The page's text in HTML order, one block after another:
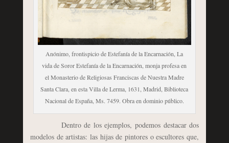
Anónimo, frontispicio de Estefanía de la Encarnación, La
vida de Soror Estefanía de la Encarnación, monja profesa en
el Monasterio de Religiosas Franciscas de Nuestra Madre
Santa Clara, en esta Villa de Lerma, 1631, Madrid, Biblioteca
Nacional de España, Ms. 7459. Obra en dominio público.
Dentro de los ejemplos, podemos destacar dos
modelos de artistas: las hijas de pintores o escultores que,